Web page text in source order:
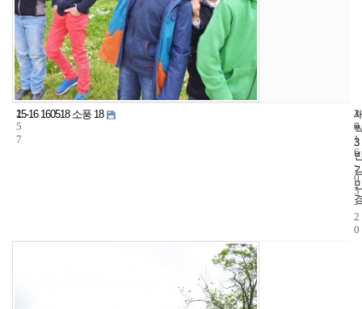
2
5
7
15-16 160518 소풍 18
3
3
6
2
0
1
6
-
0
5
-
2
0